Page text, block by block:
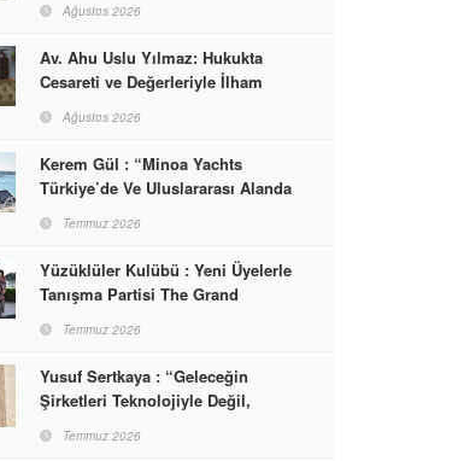
Ağustos 2026
Av. Ahu Uslu Yılmaz: Hukukta
Cesareti ve Değerleriyle İlham
Ağustos 2026
Kerem Gül : “Minoa Yachts
Türkiye’de Ve Uluslararası Alanda
Markası Olacak”
Temmuz 2026
Yüzüklüler Kulübü : Yeni Üyelerle
Tanışma Partisi The Grand
Temmuz 2026
Yusuf Sertkaya : “Geleceğin
Şirketleri Teknolojiyle Değil,
Temmuz 2026